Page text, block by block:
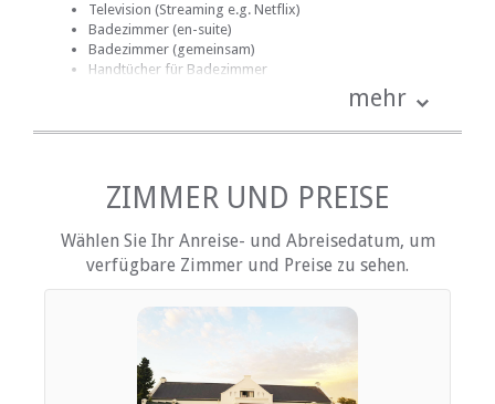
Television (Streaming e.g. Netflix)
Badezimmer (en-suite)
Badezimmer (gemeinsam)
Handtücher für Badezimmer
kostenlose Toilettenartikel
Haartrockner
Heizung (en)
Eisen / Hosenpresse
Küche (komplett ausgestattet)
Terrasse / Veranda / Balkon
Rauchen: nicht erlaubt
Fernsehen (mit Satellit)
EINRICHTUNGEN AUF DEM GELÄNDE
mehr
ZIMMER UND PREISE
Wählen Sie Ihr Anreise- und Abreisedatum, um
verfügbare Zimmer und Preise zu sehen.